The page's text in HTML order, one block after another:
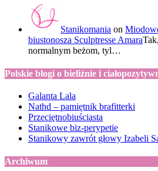
Stanikomania on
biustonosza Sculptresse Amara
normalnym beżom, tyl…
Polskie blogi o bieliźnie i
Galanta Lala
Nathd – pamiętnik brafitterki
Przeciętnobiuściasta
Stanikowe biz-perypetie
Stanikowy zawrót głowy Izabeli
Archiwum